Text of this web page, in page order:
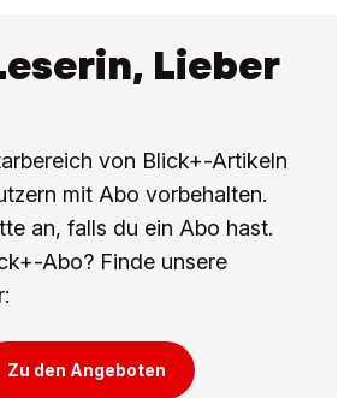
Lieber
von Blick+-Artikeln
mit Abo vorbehalten.
an, falls du ein Abo hast.
Abo? Finde unsere
Zu den Angeboten